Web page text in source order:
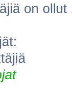
on ollut